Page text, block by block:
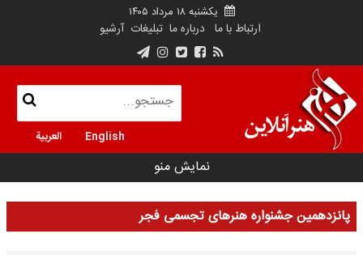
یکشنبه ۱۸ مرداد ۱۴۰۵
ارتباط با ما درباره ما تبلیغات آرشیو
English العربية
نمایش منو
پانزدهمین جشنواره هنر‌های تجسمی فجر